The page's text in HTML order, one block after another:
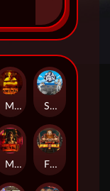
Seamen
Mental 2
Mental
Fire In The Hole xBomb